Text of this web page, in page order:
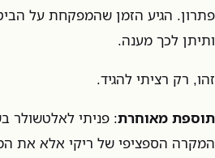
פתרון. הגיע הזמן שהמפקחת על
ותיתן לכך מענה.
זהו, רק רציתי להגיד.
תוספת מאוחרת: פניתי לאלטשולר
המקרה הספציפי של ריקי אלא את